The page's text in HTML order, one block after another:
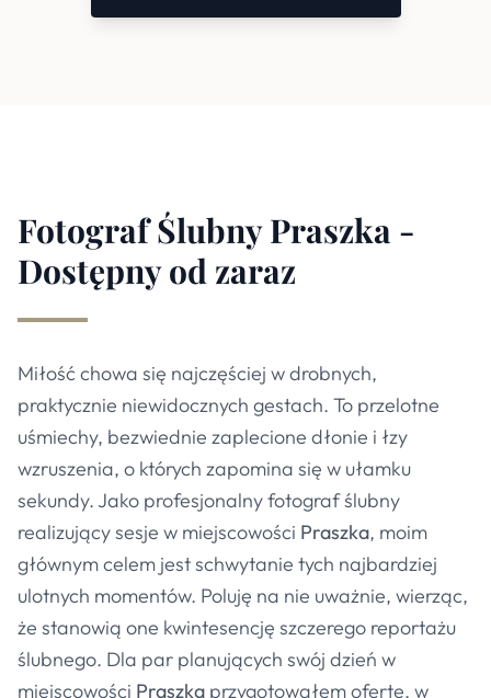
Fotograf Ślubny Praszka -
Dostępny od zaraz
Miłość chowa się najczęściej w drobnych,
praktycznie niewidocznych gestach. To przelotne
uśmiechy, bezwiednie zaplecione dłonie i łzy
wzruszenia, o których zapomina się w ułamku
sekundy. Jako profesjonalny fotograf ślubny
realizujący sesje w miejscowości Praszka, moim
głównym celem jest schwytanie tych najbardziej
ulotnych momentów. Poluję na nie uważnie, wierząc,
że stanowią one kwintesencję szczerego reportażu
ślubnego. Dla par planujących swój dzień w
miejscowości Praszka przygotowałem ofertę, w